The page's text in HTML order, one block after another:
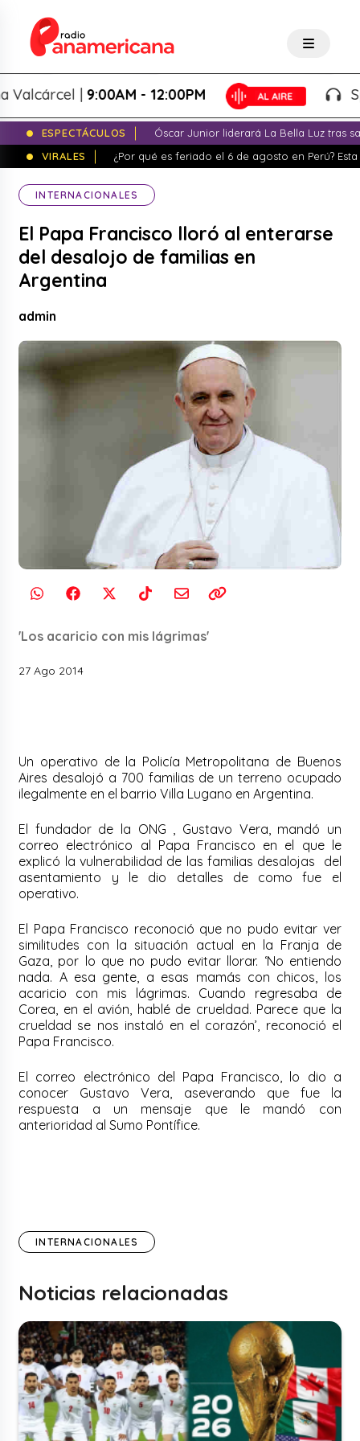
|9:00AM - 12:00PM
ESPECTÁCULOS
Óscar Junior liderará La Bella Luz tras
VIRALES
¿Por qué es feriado el 6 de agosto en Perú?
INTERNACIONALES
El Papa Francisco lloró al enterarse
del desalojo de familias en
Argentina
admin
'Los acaricio con mis lágrimas'
27 Ago 2014
Un operativo de la Policía Metropolitana de Buenos
Aires desalojó a 700 familias de un terreno ocupado
ilegalmente en el barrio Villa Lugano en Argentina.
El fundador de la ONG , Gustavo Vera, mandó un
correo electrónico al Papa Francisco en el que le
explicó la vulnerabilidad de las familias desalojas del
asentamiento y le dio detalles de como fue el
operativo.
El Papa Francisco reconoció que no pudo evitar ver
similitudes con la situación actual en la Franja de
Gaza, por lo que no pudo evitar llorar. ‘No entiendo
nada. A esa gente, a esas mamás con chicos, los
acaricio con mis lágrimas. Cuando regresaba de
Corea, en el avión, hablé de crueldad. Parece que la
crueldad se nos instaló en el corazón’, reconoció el
Papa Francisco.
El correo electrónico del Papa Francisco, lo dio a
conocer Gustavo Vera, aseverando que fue la
respuesta a un mensaje que le mandó con
anterioridad al Sumo Pontífice.
INTERNACIONALES
Noticias relacionadas